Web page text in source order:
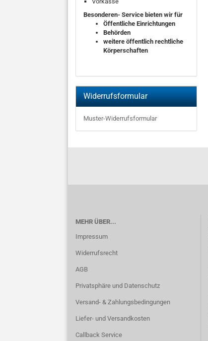
Besonderen- Service bieten wir für
Öffentliche Einrichtungen
Behörden
weitere öffentlich rechtliche
Körperschaften
Widerrufsformular
Muster-Widerrufsformular
MEHR ÜBER...
Impressum
Widerrufsrecht
AGB
Privatsphäre und Datenschutz
Versand- & Zahlungsbedingungen
Liefer- und Versandkosten
Callback Service